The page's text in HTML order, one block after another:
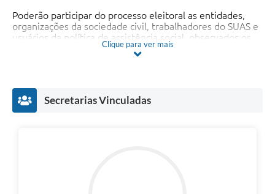
Poderão participar do processo eleitoral as entidades,
organizações da sociedade civil, trabalhadores do SUAS e
usuários da política de assistência social, observados os
critérios, prazos e procedimentos estabelecidos no edital.
eleição, encontra-se disponível neste site.
A participação da sociedade civil é essencial para o
Clique para ver mais
Secretarias Vinculadas